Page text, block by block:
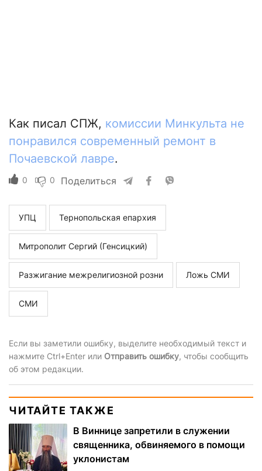
Как писал СПЖ, комиссии Минкульта не
понравился современный ремонт в
Почаевской лавре.
0 0 Поделиться
УПЦ Тернопольская епархия
Митрополит Сергий (Генсицкий)
Разжигание межрелигиозной розни Ложь СМИ
СМИ
Если вы заметили ошибку, выделите необходимый текст и
нажмите Ctrl+Enter или Отправить ошибку, чтобы сообщить
об этом редакции.
ЧИТАЙТЕ ТАКЖЕ
В Виннице запретили в служении
священника, обвиняемого в помощи
уклонистам